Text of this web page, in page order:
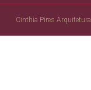
Cinthia Pires